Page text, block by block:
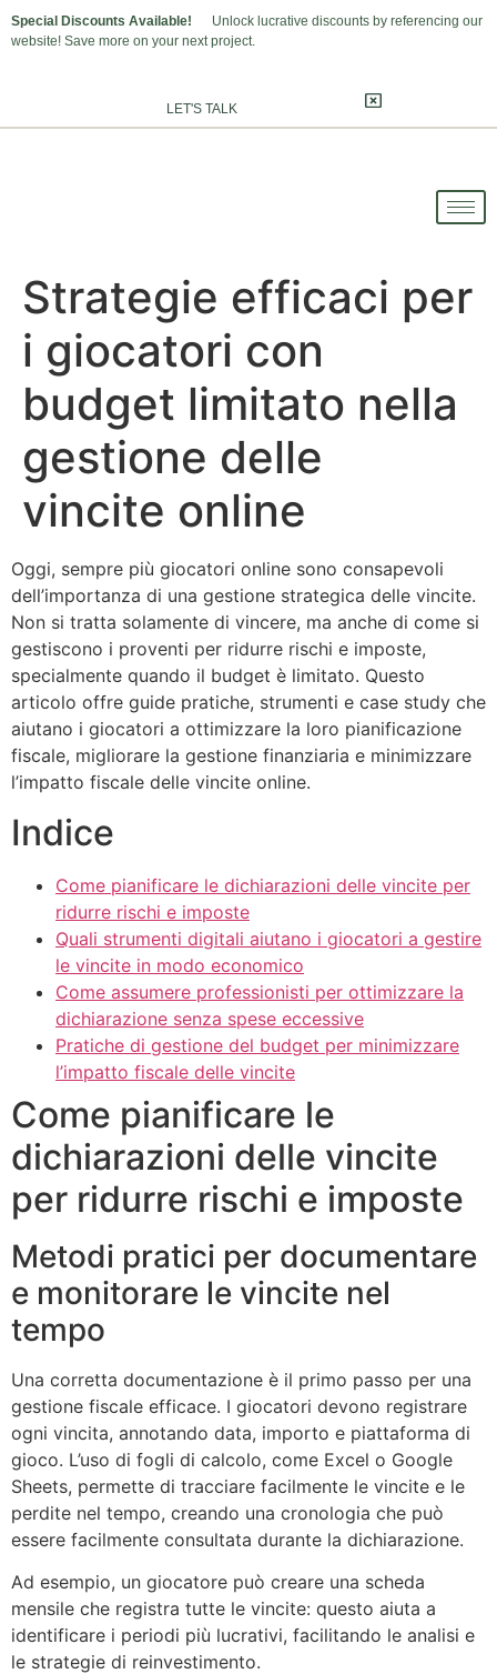
Special Discounts Available! Unlock lucrative discounts by referencing our
website! Save more on your next project.
LET'S TALK
Strategie efficaci per
i giocatori con
budget limitato nella
gestione delle
vincite online
Oggi, sempre più giocatori online sono consapevoli
dell’importanza di una gestione strategica delle vincite.
Non si tratta solamente di vincere, ma anche di come si
gestiscono i proventi per ridurre rischi e imposte,
specialmente quando il budget è limitato. Questo
articolo offre guide pratiche, strumenti e case study che
aiutano i giocatori a ottimizzare la loro pianificazione
fiscale, migliorare la gestione finanziaria e minimizzare
l’impatto fiscale delle vincite online.
Indice
Come pianificare le dichiarazioni delle vincite per
ridurre rischi e imposte
Quali strumenti digitali aiutano i giocatori a gestire
le vincite in modo economico
Come assumere professionisti per ottimizzare la
dichiarazione senza spese eccessive
Pratiche di gestione del budget per minimizzare
l’impatto fiscale delle vincite
Come pianificare le
dichiarazioni delle vincite
per ridurre rischi e imposte
Metodi pratici per documentare
e monitorare le vincite nel
tempo
Una corretta documentazione è il primo passo per una
gestione fiscale efficace. I giocatori devono registrare
ogni vincita, annotando data, importo e piattaforma di
gioco. L’uso di fogli di calcolo, come Excel o Google
Sheets, permette di tracciare facilmente le vincite e le
perdite nel tempo, creando una cronologia che può
essere facilmente consultata durante la dichiarazione.
Ad esempio, un giocatore può creare una scheda
mensile che registra tutte le vincite: questo aiuta a
identificare i periodi più lucrativi, facilitando le analisi e
le strategie di reinvestimento.